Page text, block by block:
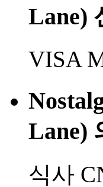
Lane)
VISA
Lane)
식사